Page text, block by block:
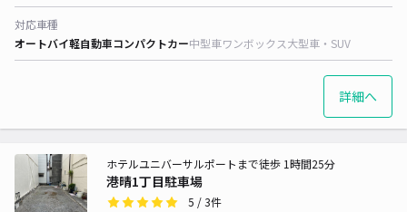
対応車種
オートバイ軽自動車コンパクトカー中型車ワンボックス大型車・SUV
詳細へ
港晴1丁目駐車場
ホテルユニバーサルポートまで徒歩 1時間25分
5 / 3件